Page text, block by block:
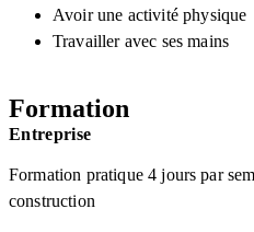
Avoir une activité physique
Travailler avec ses mains
Formation
Entreprise
Formation pratique 4 jours par
construction